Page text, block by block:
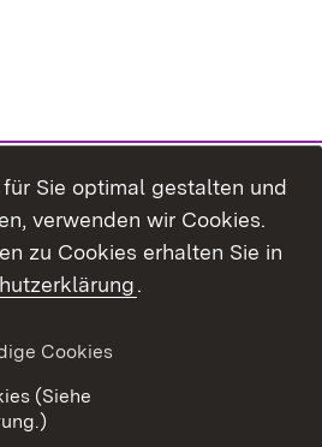
Sie optimal gestalten und
verwenden wir Cookies.
zu Cookies erhalten Sie in
.
Cookies
(Siehe